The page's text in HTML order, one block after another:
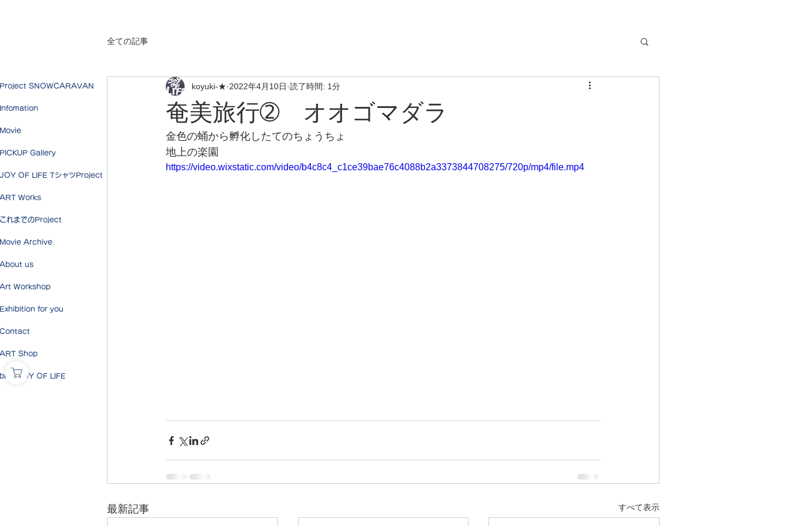
全ての記事
奄美旅行➁ オオゴマダラ
koyuki-★ 2022年4月10日 読了時間: 1分
金色の蛹から孵化したてのちょうちょ
地上の楽園
https://video.wixstatic.com/video/b4c8c4_c1ce39bae76c4088b2a3373844708275/720p/mp4/file.mp4
最新記事 すべて表示
Project SNOWCARAVAN
Infomation
Movie
PICKUP Gallery
JOY OF LIFE TシャツProject
ART Works
これまでのProject
Movie Archive
About us
Art Workshop
Exhibition for you
Contact
ART Shop
blog JOY OF LIFE